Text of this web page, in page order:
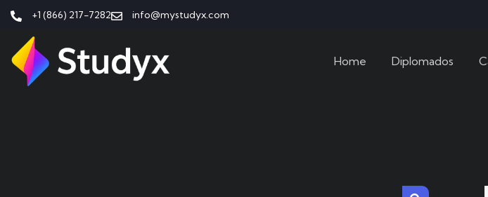
+1 (866) 217-7282 info@mystudyx.com
Home Diplomados